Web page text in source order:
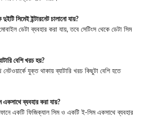
সিমেই ইন্টারনেট চালানো যায়?
ডেটা ব্যবহার করা যায়, তবে সেটিংস থেকে ডেটা সিম
বেশি খরচ হয়?
যুক্ত থাকায় ব্যাটারি খরচ কিছুটা বেশি হতে
ব্যবহার করা যায়?
একটি ফিজিক্যাল সিম ও একটি ই-সিম একসাথে ব্যবহার